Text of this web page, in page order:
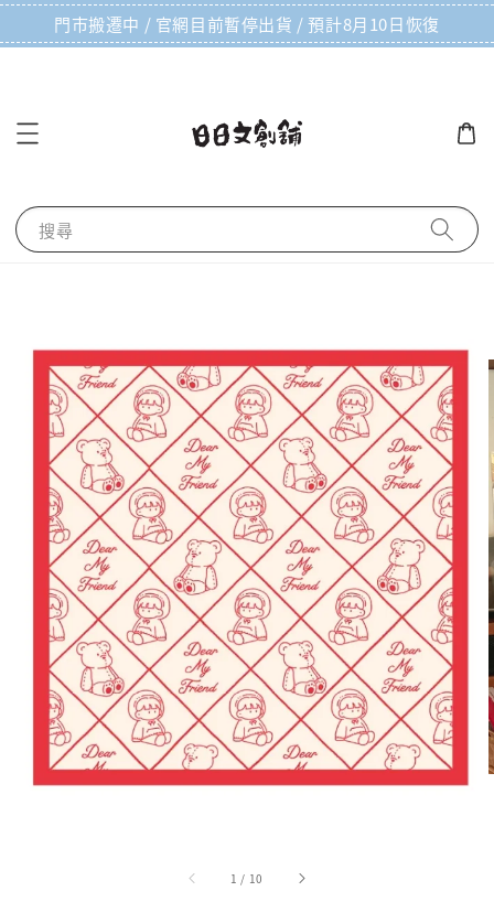
門市搬遷中 / 官網目前暫停出貨 / 預計8月10日恢復
搜尋
1 / 10